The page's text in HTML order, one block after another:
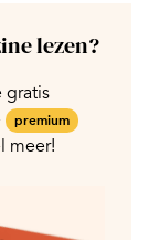
lezen?
gratis
premium
meer!